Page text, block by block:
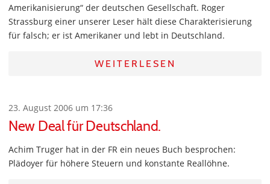
Amerikanisierung“ der deutschen Gesellschaft. Roger
Strassburg einer unserer Leser hält diese Charakterisierung
für falsch; er ist Amerikaner und lebt in Deutschland.
WEITERLESEN
23. August 2006 um 17:36
New Deal für Deutschland.
Achim Truger hat in der FR ein neues Buch besprochen:
Plädoyer für höhere Steuern und konstante Reallöhne.